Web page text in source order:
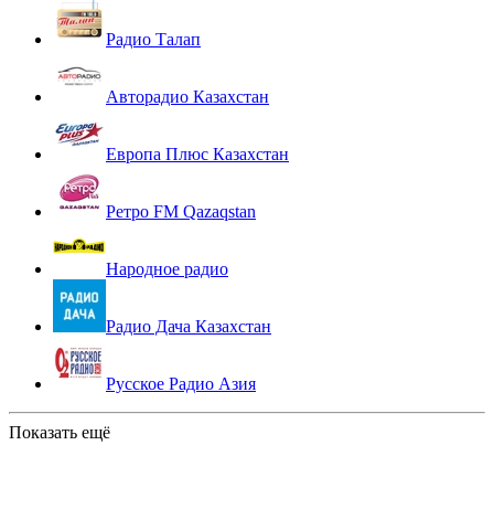
Радио Талап
Авторадио Казахстан
Европа Плюс Казахстан
Ретро FM Qazaqstan
Народное радио
Радио Дача Казахстан
Русское Радио Азия
Показать ещё